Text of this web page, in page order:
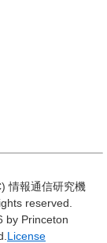
情報通信研究機
reserved.
by Princeton
License